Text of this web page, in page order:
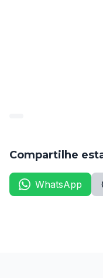
Compartilhe
WhatsApp